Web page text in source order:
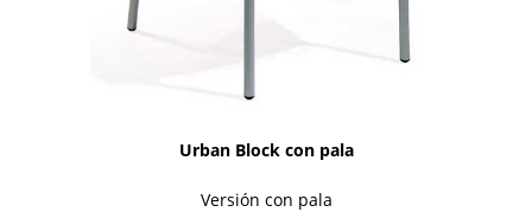
Urban Block con pala
Versión con pala